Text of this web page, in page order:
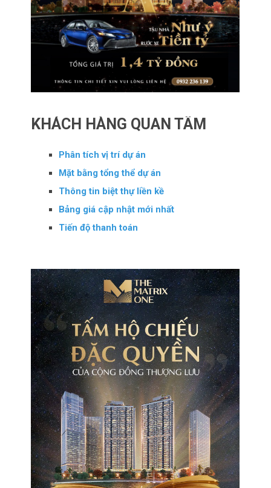
KHÁCH HÀNG QUAN TÂM
Phân tích vị trí dự án
Mặt bằng tổng thể dự án
Thông tin biệt thự liền kề
Bảng giá cập nhật mới nhất
Tiến độ thanh toán